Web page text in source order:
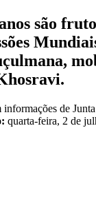
são
de
quarta-feira, 2 de